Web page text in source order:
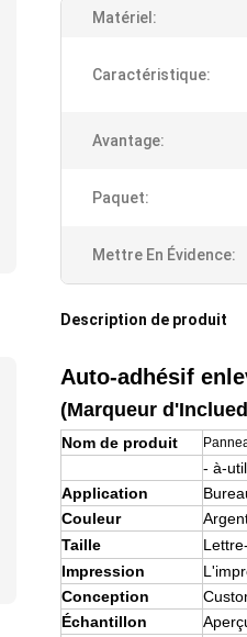
Matériel:
Caractéristique:
Avantage:
Paquet:
Mettre En Évidence:
Description de produit
Auto-adhésif
(Marqueur
Nom de produit
- à-
Application
Couleur
Taille
Impression
Conception
Échantillon